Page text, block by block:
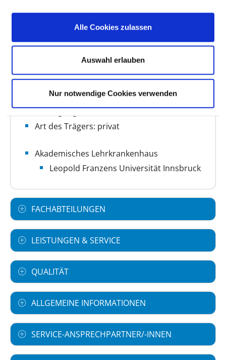
Alle Cookies zulassen
Auswahl erlauben
Nur notwendige Cookies verwenden
Anzahl Betten: 115
Anzahl der Fachabteilungen: 2
Vollstationäre Fallzahl: 5.975
Ambulante Fallzahl: 11.237
Krankenhausträger: St. Vinzenz Klinik-
Beteiligungen GmbH
Art des Trägers: privat
Akademisches Lehrkrankenhaus
Leopold Franzens Universität Innsbruck
FACHABTEILUNGEN
LEISTUNGEN & SERVICE
QUALITÄT
ALLGEMEINE INFORMATIONEN
SERVICE-ANSPRECHPARTNER/-INNEN